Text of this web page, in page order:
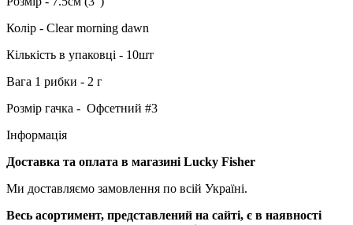
Колір - Clear morning dawn
Кількість в упаковці - 10шт
Вага 1 рибки - 2 г
Розмір гачка - Офсетний #3
Інформація
Доставка та оплата в магазині Lucky Fisher
Ми доставляємо замовлення по всій Україні.
Весь асортимент, представлений на сайті, є в наявності